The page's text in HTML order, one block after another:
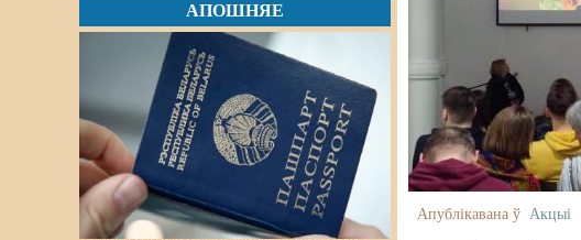
АПОШНЯЕ
Апублікавана ў Акцыі